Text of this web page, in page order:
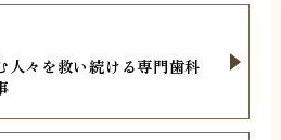
人々を救い続ける専門歯科